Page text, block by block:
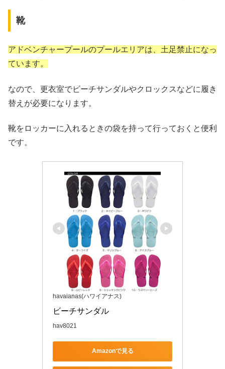
靴
アドベンチャープールのプールエリアは、土足禁止になっ
ています。
なので、更衣室でビーチサンダルやクロックスなどに履き
替えが必要になります。
靴をロッカーに入れるときの袋を持って行っておくと便利
です。
havaianas(ハワイアナス)
ビーチサンダル
hav8021
Amazonで見る